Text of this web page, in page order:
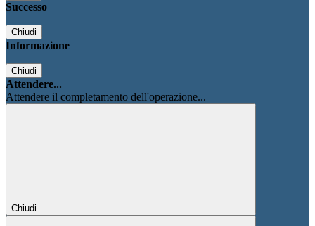
Successo
Chiudi
Informazione
Chiudi
Attendere...
Attendere il completamento dell'operazione...
Chiudi